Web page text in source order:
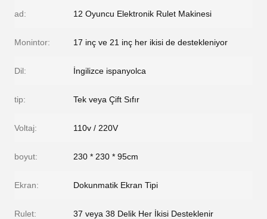
ad: 12 Oyuncu Elektronik Rulet Makinesi
Monintor: 17 inç ve 21 inç her ikisi de destekleniyor
Dil: İngilizce ispanyolca
tip: Tek veya Çift Sıfır
Voltaj: 110v / 220V
boyut: 230 * 230 * 95cm
Ekran: Dokunmatik Ekran Tipi
Rulet: 37 veya 38 Delik Her İkisi Desteklenir